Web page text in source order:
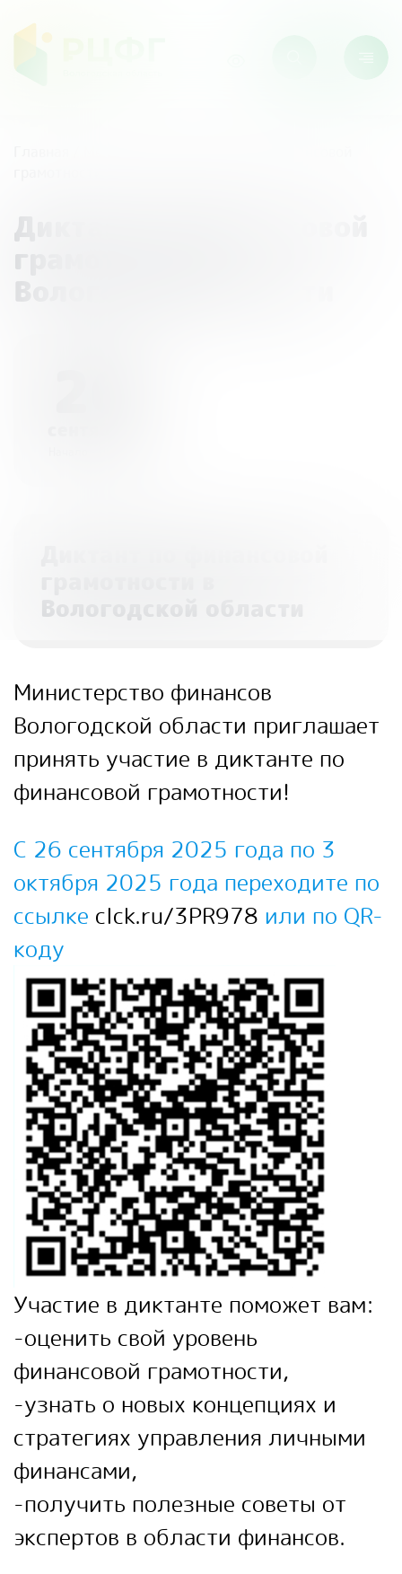
Диктант по финансовой
грамотности в
Вологодской области
Вологодской области
Министерство финансов
Вологодской области приглашает
принять участие в диктанте по
финансовой грамотности!
С 26 сентября 2025 года по 3
октября 2025 года переходите по
ссылке clck.ru/3PR978 или по QR-
коду
Участие в диктанте поможет вам:
-оценить свой уровень
финансовой грамотности,
-узнать о новых концепциях и
стратегиях управления личными
финансами,
-получить полезные советы от
экспертов в области финансов.